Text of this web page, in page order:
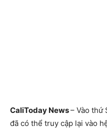
CaliToday News– Vào thứ
đã có thể truy cập lại vào